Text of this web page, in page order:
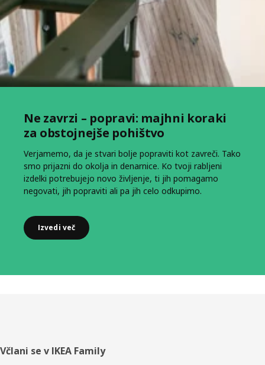
Ne zavrzi – popravi: majhni koraki
za obstojnejše pohištvo​
Verjamemo, da je stvari bolje popraviti kot zavreči. Tako
smo prijazni do okolja in denarnice. Ko tvoji rabljeni
izdelki potrebujejo novo življenje, ti jih pomagamo
negovati, jih popraviti ali pa jih celo odkupimo.
Izvedi več
Noga
Včlani se v IKEA Family